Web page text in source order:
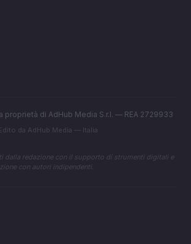
proprietà di AdHub Media S.r.l. — REA 2729933
da AdHub Media — Italia
dalla redazione con il supporto di strumenti digitali e
con autori indipendenti.